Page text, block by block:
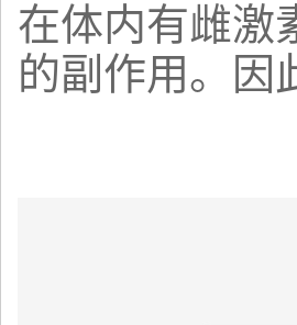
在体内有雌激
的副作用。因